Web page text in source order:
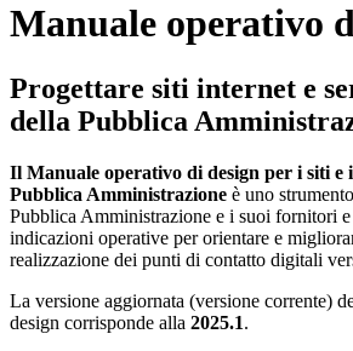
Manuale operativo
Progettare siti internet e
della Pubblica
Il Manuale operativo di design per i siti e
Pubblica Amministrazione è uno
Pubblica Amministrazione e i suoi fornitori
indicazioni operative per orientare e
realizzazione dei punti di contatto digitali
La versione aggiornata (versione corrente)
design corrisponde alla 2025.1.